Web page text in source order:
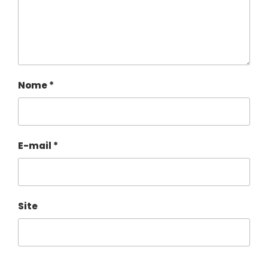
Nome*
E-mail *
Site